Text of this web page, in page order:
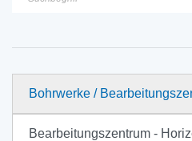
Bohrwerke /
Bearbeitungszentrum -